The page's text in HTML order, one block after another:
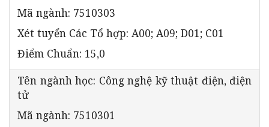
Mã ngành: 7510303
Xét tuyển Các Tổ hợp: A00; A09; D01; C01
Điểm Chuẩn: 15,0
Tên ngành học: Công nghệ kỹ thuật điện, điện
tử
Mã ngành: 7510301